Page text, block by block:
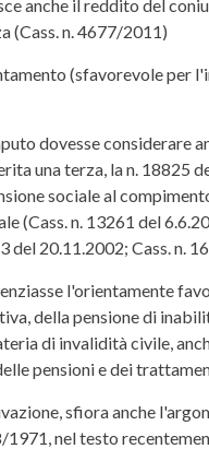
anche il reddito del
(Cass. n. 4677/2011)
(sfavorevole
dovesse considerare
una terza, la n. 18825
sociale al
n. 13261 del
20.11.2002; Cass. n.
l'orientamente
della pensione di
di invalidità civile,
pensioni e dei
sfiora anche
nel testo